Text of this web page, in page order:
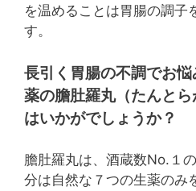
を温めることは胃腸の調子
す。
長引く胃腸の不調でお
薬の膽肚羅丸（たんと
はいかがでしょうか？
膽肚羅丸は、酒蔵数No.１
分は自然な７つの生薬のみ